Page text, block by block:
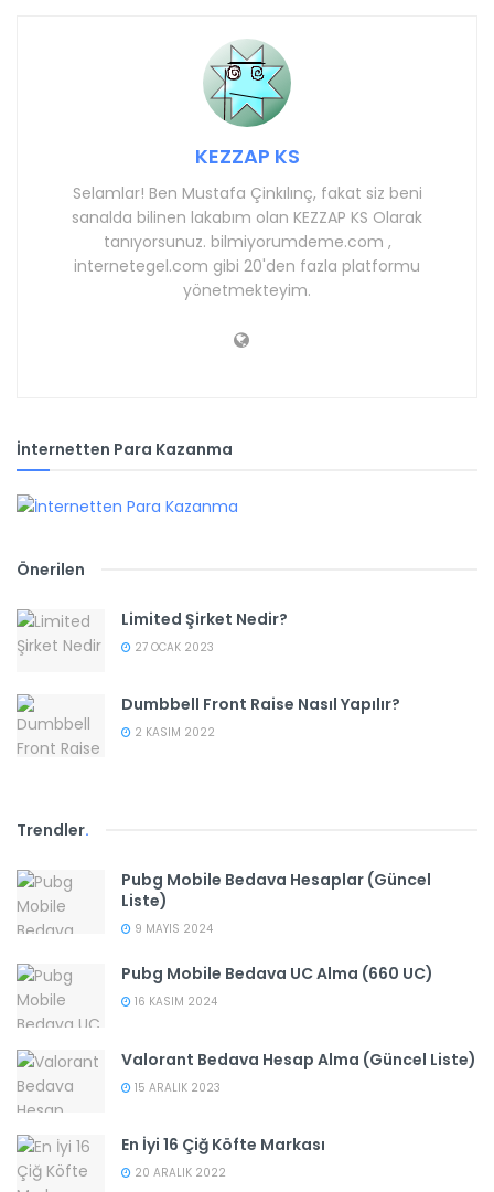
KEZZAP KS
Selamlar! Ben Mustafa Çinkılınç, fakat siz beni
sanalda bilinen lakabım olan KEZZAP KS Olarak
tanıyorsunuz. bilmiyorumdeme.com ,
internetegel.com gibi 20'den fazla platformu
yönetmekteyim.
İnternetten Para Kazanma
Önerilen
Limited Şirket Nedir?
27 OCAK 2023
Dumbbell Front Raise Nasıl Yapılır?
2 KASIM 2022
Trendler.
Pubg Mobile Bedava Hesaplar (Güncel
Liste)
9 MAYIS 2024
Pubg Mobile Bedava UC Alma (660 UC)
16 KASIM 2024
Valorant Bedava Hesap Alma (Güncel Liste)
15 ARALIK 2023
En İyi 16 Çiğ Köfte Markası
20 ARALIK 2022